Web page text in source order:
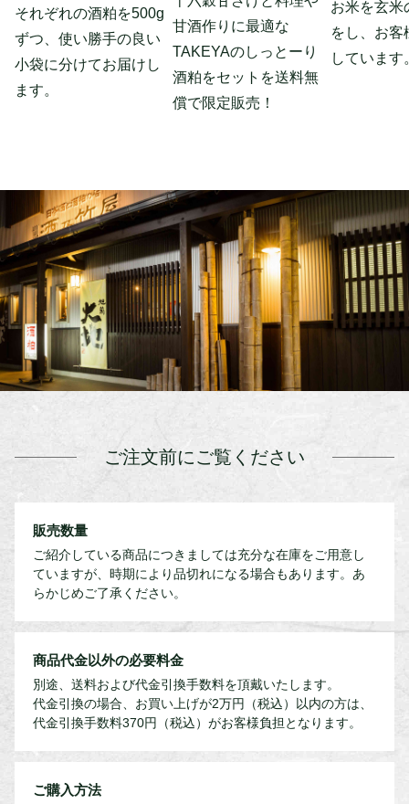
それぞれの酒粕を500g
ずつ、使い勝手の良い
小袋に分けてお届けし
ます。
甘酒作りに最適な
TAKEYAのしっとーり
酒粕をセットを送料無
償で限定販売！
お米を玄米
をし、お客
しています
ご注文前にご覧ください
販売数量
ご紹介している商品につきましては充分な在庫をご用意し
ていますが、時期により品切れになる場合もあります。あ
らかじめご了承ください。
商品代金以外の必要料金
別途、送料および代金引換手数料を頂戴いたします。
代金引換の場合、お買い上げが2万円（税込）以内の方は、
代金引換手数料370円（税込）がお客様負担となります。
ご購入方法